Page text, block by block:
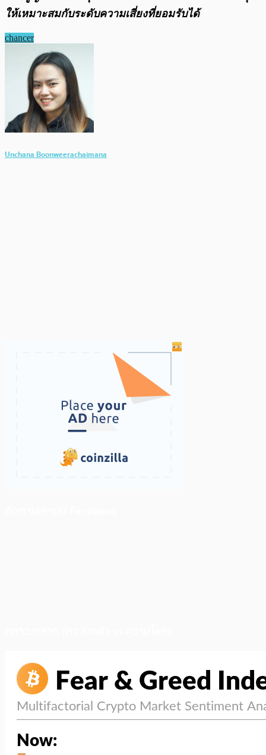
ให้เหมาะสมกับระดับความเสี่ยงที่ยอมรับได้
chancer
Unchana Boonweerachaimana